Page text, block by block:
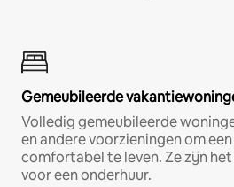
Gemeubileerde
Volledig gemeubileerde
en andere voorzieningen om
comfortabel te leven. Ze zijn
voor een onderhuur.